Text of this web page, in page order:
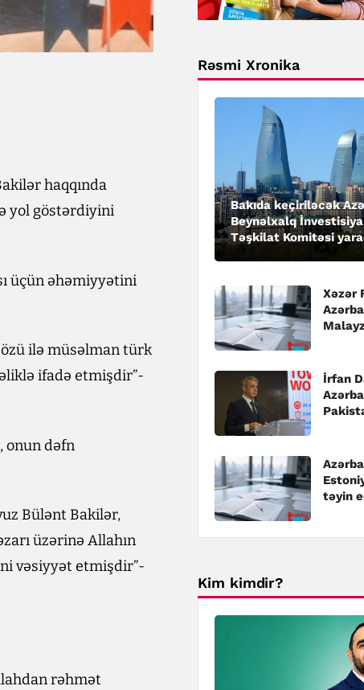
haqqında
yol göstərdiyini
üçün əhəmiyyətini
ilə müsəlman türk
ifadə etmişdir”-
onun dəfn
Bülənt Bakilər,
üzərinə Allahın
vəsiyyət etmişdir”-
rəhmət
Rəsmi Xronika
Bakıda keçiriləcək
Beynəlxalq
Təşkilat Komitəsi
Xəzər
İrfan
təyin
Kim kimdir?